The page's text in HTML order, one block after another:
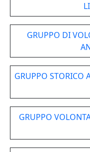
GRUPPO DI
GRUPPO STORICO
GRUPPO